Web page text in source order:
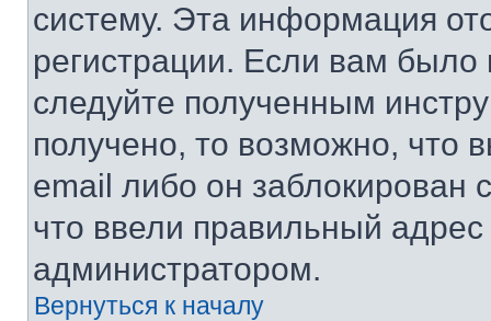
систему. Эта информация
регистрации. Если вам
следуйте полученным
получено, то возможно, что
email либо он
что ввели правильный адрес
администратором.
Вернуться к началу